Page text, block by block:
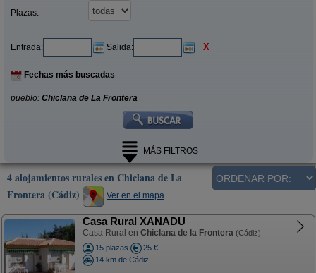
Plazas:
Entrada: Salida: X
Fechas más buscadas
pueblo: Chiclana de La Frontera
MÁS FILTROS
4 alojamientos rurales en Chiclana de La
Frontera (Cádiz)
Ver en el mapa
Casa Rural XANADU
Casa Rural en Chiclana de la Frontera (Cádiz)
15 plazas
25 €
14 km de Cádiz